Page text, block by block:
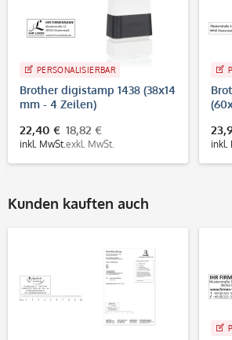
PERSONALISIERBAR
Brother digistamp 1438 (38x14
mm - 4 Zeilen)
22,40 €
inkl. MwSt.
18,82 €
exkl. MwSt. inkl.
Kunden kauften auch